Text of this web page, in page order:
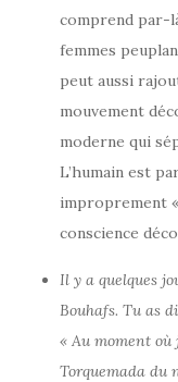
comprend par-
femmes
peut aussi
mouvement
moderne qui
L’humain est
improprement
conscience
Il y a quelques
Bouhafs. Tu as
« Au moment où
Torquemada du